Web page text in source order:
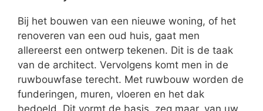
Bij het bouwen van een nieuwe woning, of het
renoveren van een oud huis, gaat men
allereerst een ontwerp tekenen. Dit is de taak
van de architect. Vervolgens komt men in de
ruwbouwfase terecht. Met ruwbouw worden de
funderingen, muren, vloeren en het dak
bedoeld. Dit vormt de basis, zeg maar, van uw